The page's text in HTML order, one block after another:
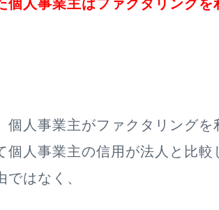
個人事業主はファクタリングを
個人事業主がファクタリング
個人事業主の信用が法人と比較
ではなく、